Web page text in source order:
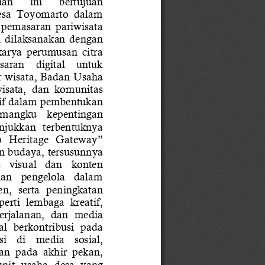
Toyomarto  dalam
pariwisata
dilaksanakan  dengan
perumusan  citra
digital    untuk
Badan Usaha
dan  komunitas
dalam pembentukan
kepentingan
terbentuknya
Heritage  Gateway”
budaya, tersusunnya
visual   dan   konten
pengelola   dalam
serta  peningkatan
lembaga  kreatif,
dan  media
berkontribusi  pada
di    media    sosial,
pada  akhir  pekan,